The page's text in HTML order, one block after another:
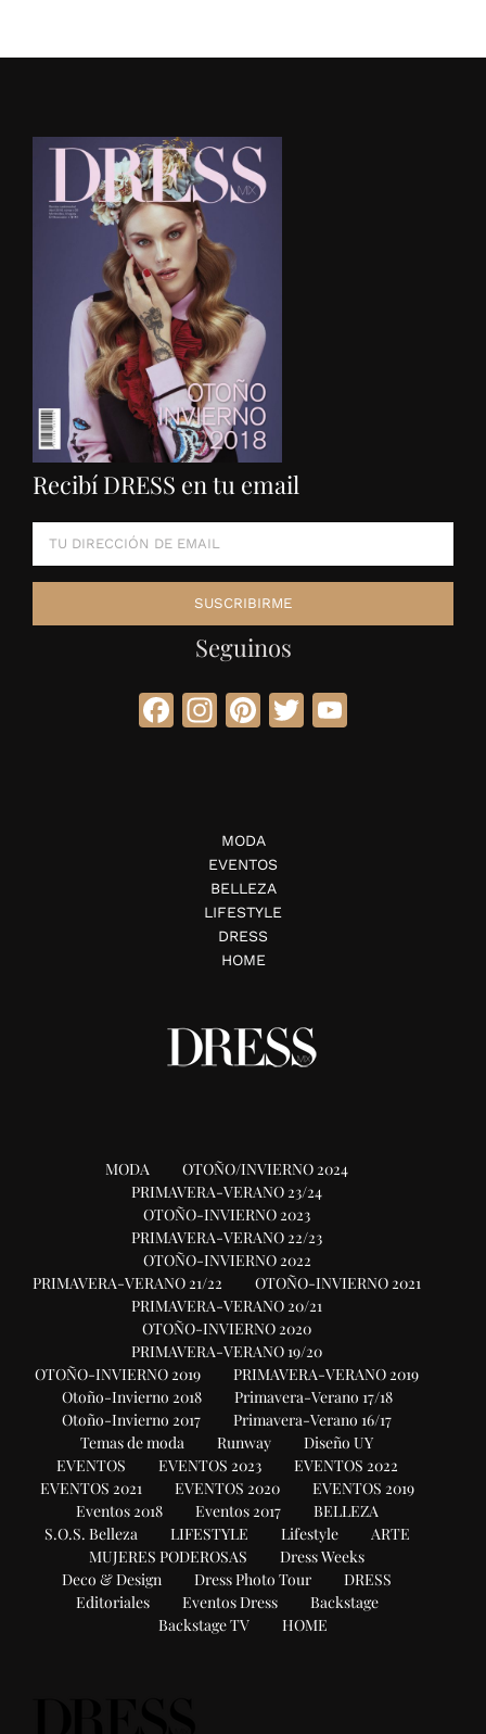
Recibí DRESS en tu email
Seguinos
Facebook
Instagram
Pinterest
Twitter
MODA
EVENTOS
BELLEZA
LIFESTYLE
DRESS
HOME
MODA
OTOÑO/INVIERNO 2024
PRIMAVERA-VERANO 23/24
OTOÑO-INVIERNO 2023
PRIMAVERA-VERANO 22/23
OTOÑO-INVIERNO 2022
PRIMAVERA-VERANO 21/22
OTOÑO-INVIERNO 2021
PRIMAVERA-VERANO 20/21
OTOÑO-INVIERNO 2020
PRIMAVERA-VERANO 19/20
OTOÑO-INVIERNO 2019
PRIMAVERA-VERANO 2019
Otoño-Invierno 2018
Primavera-Verano 17/18
Otoño-Invierno 2017
Primavera-Verano 16/17
Temas de moda
Runway
Diseño UY
EVENTOS
EVENTOS 2023
EVENTOS 2022
EVENTOS 2021
EVENTOS 2020
EVENTOS 2019
Eventos 2018
Eventos 2017
BELLEZA
S.O.S. Belleza
LIFESTYLE Lifestyle
ARTE
MUJERES PODEROSAS
Dress Weeks
Deco & Design
Dress Photo Tour
DRESS
Editoriales
Eventos Dress
Backstage
Backstage TV
HOME